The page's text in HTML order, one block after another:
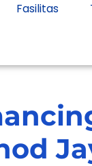
Fasilitas